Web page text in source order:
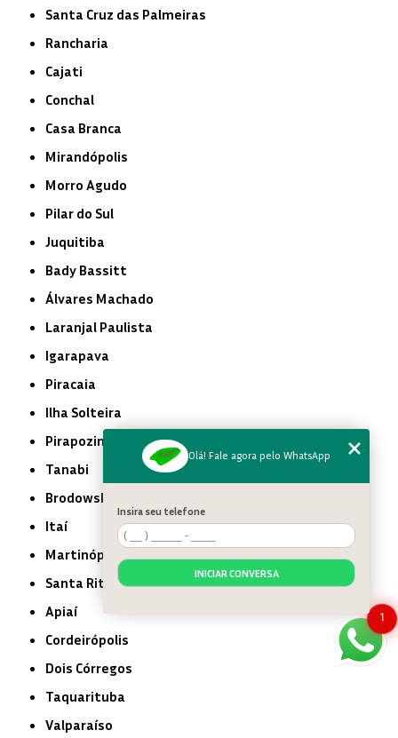
Santa Cruz das Palmeiras
Rancharia
Cajati
Conchal
Casa Branca
Mirandópolis
Morro Agudo
Pilar do Sul
Juquitiba
Bady Bassitt
Álvares Machado
Laranjal Paulista
Igarapava
Piracaia
Ilha Solteira
Pirapozinho
Tanabi
Brodowski
Itaí
Martinópolis
Santa Rita do Passa Quatro
Apiaí
Cordeirópolis
Dois Córregos
Taquarituba
Valparaíso
1
Olá! Fale agora pelo WhatsApp
Insira seu telefone
INICIAR CONVERSA